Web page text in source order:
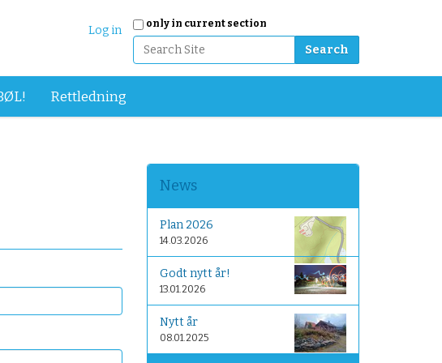
Search Site
only in current section
Log in
Rettledning
News
Plan 2026
14.03.2026
Godt nytt år!
13.01.2026
Nytt år
08.01.2025